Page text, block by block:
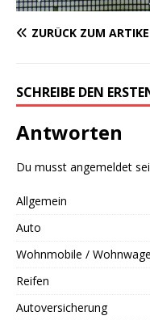
ZURÜCK ZUM
SCHREIBE DEN
Antworten
Du musst angemeldet
Allgemein
Auto
Wohnmobile /
Reifen
Autoversicherung